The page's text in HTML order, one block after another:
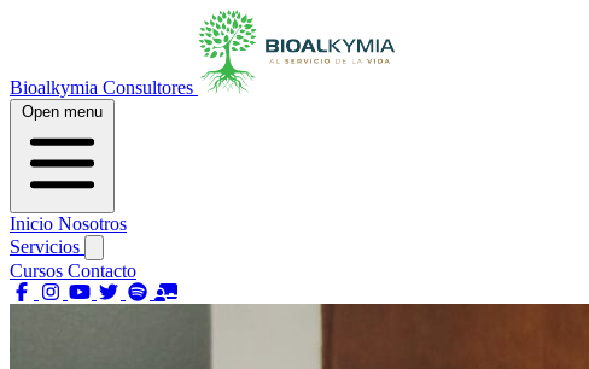
Bioalkymia Consultores
Open menu
Inicio Nosotros
Servicios
Cursos Contacto